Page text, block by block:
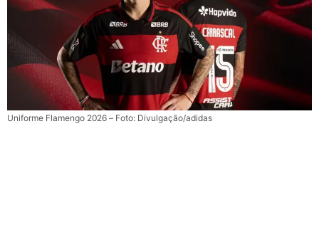
Uniforme Flamengo 2026 – Foto: Divulgação/adidas